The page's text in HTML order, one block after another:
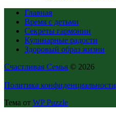
Главная
Время с детьми
Секреты гармонии
Кулинарные радости
Здоровый образ жизни
Счастливая Семья © 2026
Политика конфиденциальности
Тема от WP Puzzle